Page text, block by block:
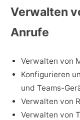
Verwalten
Anrufe
Verwalten von
Konfigurieren
und Teams-
Verwalten von
Verwalten von